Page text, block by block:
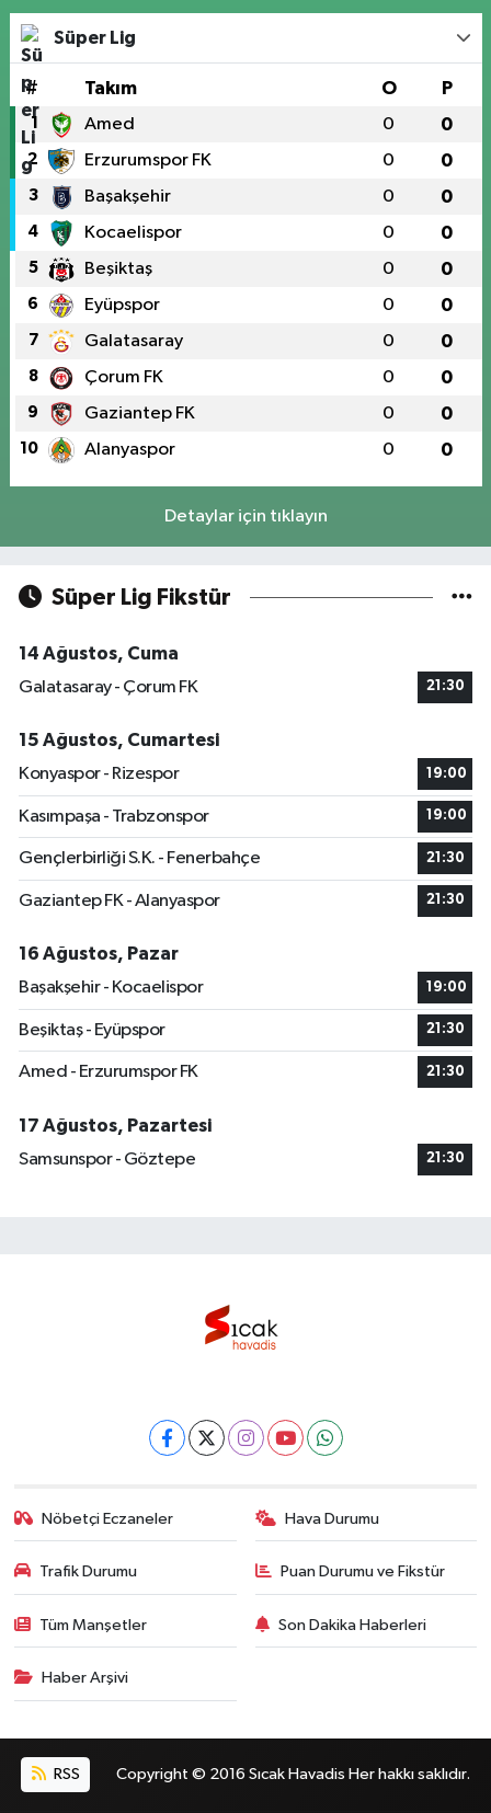
Süper Lig
# Takım O P
1 Amed 0 0
2 Erzurumspor FK 0 0
3 Başakşehir 0 0
4 Kocaelispor 0 0
5 Beşiktaş 0 0
6 Eyüpspor 0 0
7 Galatasaray 0 0
8 Çorum FK 0 0
9 Gaziantep FK 0 0
10 Alanyaspor 0 0
Detaylar için tıklayın
Süper Lig Fikstür
14 Ağustos, Cuma
Galatasaray - Çorum FK
21:30
15 Ağustos, Cumartesi
Konyaspor - Rizespor
19:00
Kasımpaşa - Trabzonspor 19:00
Gençlerbirliği S.K. - Fenerbahçe 21:30
Gaziantep FK - Alanyaspor 21:30
16 Ağustos, Pazar
Başakşehir - Kocaelispor
19:00
Beşiktaş - Eyüpspor 21:30
Amed - Erzurumspor FK 21:30
17 Ağustos, Pazartesi
Samsunspor - Göztepe
21:30
Nöbetçi Eczaneler Hava Durumu
Trafik Durumu Puan Durumu ve Fikstür
Tüm Manşetler Son Dakika Haberleri
Haber Arşivi
RSS Copyright © 2016 Sıcak Havadis Her hakkı saklıdır.